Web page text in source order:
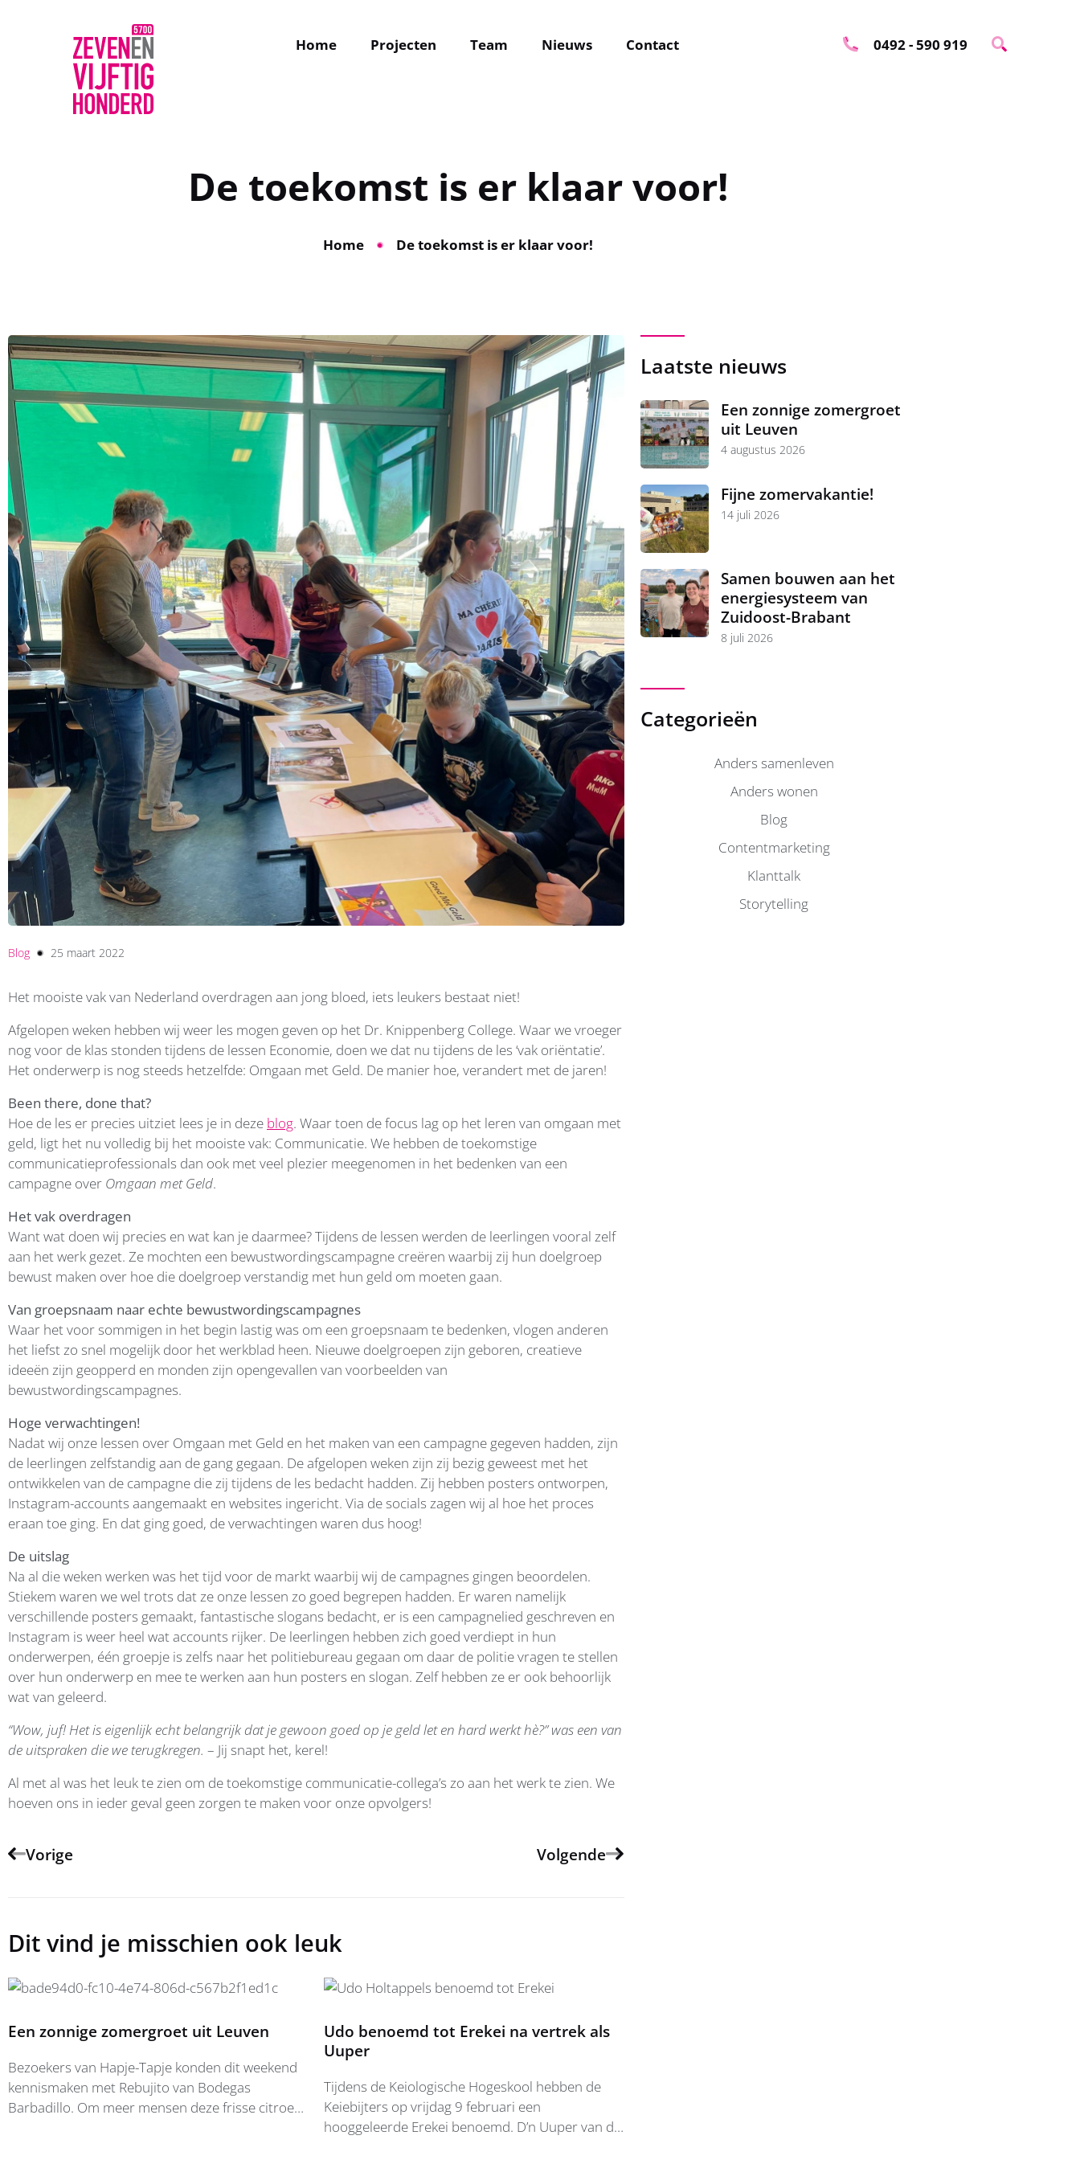
Home Projecten Team Nieuws Contact 0492 - 590 919
De toekomst is er klaar voor!
Home De toekomst is er klaar voor!
Blog 25 maart 2022
Het mooiste vak van Nederland overdragen aan jong bloed, iets leukers bestaat niet!
Afgelopen weken hebben wij weer les mogen geven op het Dr. Knippenberg College. Waar we vroeger
nog voor de klas stonden tijdens de lessen Economie, doen we dat nu tijdens de les ‘vak oriëntatie’.
Het onderwerp is nog steeds hetzelfde: Omgaan met Geld. De manier hoe, verandert met de jaren!
Been there, done that?
Hoe de les er precies uitziet lees je in deze blog. Waar toen de focus lag op het leren van omgaan met
geld, ligt het nu volledig bij het mooiste vak: Communicatie. We hebben de toekomstige
communicatieprofessionals dan ook met veel plezier meegenomen in het bedenken van een
campagne over Omgaan met Geld.
Het vak overdragen
Want wat doen wij precies en wat kan je daarmee? Tijdens de lessen werden de leerlingen vooral zelf
aan het werk gezet. Ze mochten een bewustwordingscampagne creëren waarbij zij hun doelgroep
bewust maken over hoe die doelgroep verstandig met hun geld om moeten gaan.
Van groepsnaam naar echte bewustwordingscampagnes
Waar het voor sommigen in het begin lastig was om een groepsnaam te bedenken, vlogen anderen
het liefst zo snel mogelijk door het werkblad heen. Nieuwe doelgroepen zijn geboren, creatieve
ideeën zijn geopperd en monden zijn opengevallen van voorbeelden van
bewustwordingscampagnes.
Hoge verwachtingen!
Nadat wij onze lessen over Omgaan met Geld en het maken van een campagne gegeven hadden, zijn
de leerlingen zelfstandig aan de gang gegaan. De afgelopen weken zijn zij bezig geweest met het
ontwikkelen van de campagne die zij tijdens de les bedacht hadden. Zij hebben posters ontworpen,
Instagram-accounts aangemaakt en websites ingericht. Via de socials zagen wij al hoe het proces
eraan toe ging. En dat ging goed, de verwachtingen waren dus hoog!
De uitslag
Na al die weken werken was het tijd voor de markt waarbij wij de campagnes gingen beoordelen.
Stiekem waren we wel trots dat ze onze lessen zo goed begrepen hadden. Er waren namelijk
verschillende posters gemaakt, fantastische slogans bedacht, er is een campagnelied geschreven en
Instagram is weer heel wat accounts rijker. De leerlingen hebben zich goed verdiept in hun
onderwerpen, één groepje is zelfs naar het politiebureau gegaan om daar de politie vragen te stellen
over hun onderwerp en mee te werken aan hun posters en slogan. Zelf hebben ze er ook behoorlijk
wat van geleerd.
“Wow, juf! Het is eigenlijk echt belangrijk dat je gewoon goed op je geld let en hard werkt hè?” was een van
de uitspraken die we terugkregen. – Jij snapt het, kerel!
Al met al was het leuk te zien om de toekomstige communicatie-collega’s zo aan het werk te zien. We
hoeven ons in ieder geval geen zorgen te maken voor onze opvolgers!
Vorige Volgende
Dit vind je misschien ook leuk
Een zonnige zomergroet uit Leuven
Bezoekers van Hapje-Tapje konden dit weekend
kennismaken met Rebujito van Bodegas
Barbadillo. Om meer mensen deze frisse citroen-
Udo benoemd tot Erekei na vertrek als
Uuper
Tijdens de Keiologische Hogeskool hebben de
Keiebijters op vrijdag 9 februari een
hooggeleerde Erekei benoemd. D’n Uuper van de
Laatste nieuws
Een zonnige zomergroet
uit Leuven
4 augustus 2026
Fijne zomervakantie!
14 juli 2026
Samen bouwen aan het
energiesysteem van
Zuidoost-Brabant
8 juli 2026
Categorieën
Anders samenleven
Anders wonen
Blog
Contentmarketing
Klanttalk
Storytelling
Inschrijven